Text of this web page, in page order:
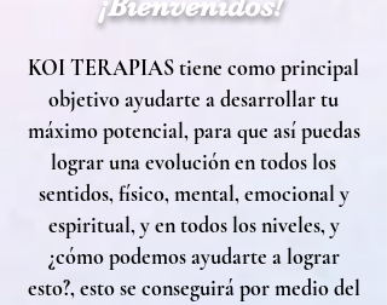
KOI TERAPIAS tiene como principal
objetivo ayudarte a desarrollar tu
máximo potencial, para que así puedas
lograr una evolución en todos los
sentidos, físico, mental, emocional y
espiritual, y en todos los niveles, y
¿cómo podemos ayudarte a lograr
esto?, esto se conseguirá por medio del